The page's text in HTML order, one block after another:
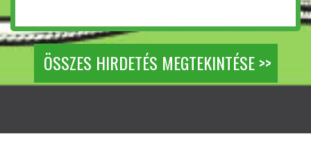
ÖSSZES HIRDETÉS MEGTEKINTÉSE >>